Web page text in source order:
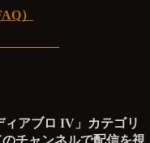
）
ィアブロ IV」カテゴリ
チャンネルで配信を視